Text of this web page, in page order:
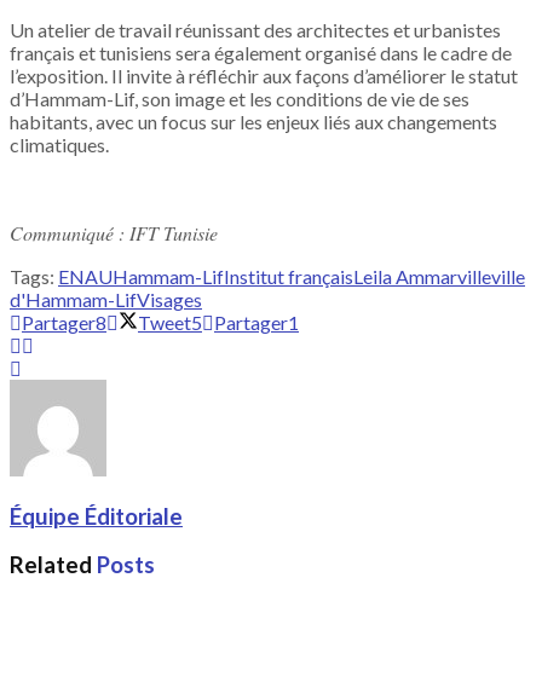
Un atelier de travail réunissant des architectes et urbanistes
français et tunisiens sera également organisé dans le cadre de
l’exposition. Il invite à réfléchir aux façons d’améliorer le statut
d’Hammam-Lif, son image et les conditions de vie de ses
habitants, avec un focus sur les enjeux liés aux changements
climatiques.
Communiqué : IFT Tunisie
Tags: ENAUHammam-LifInstitut françaisLeila Ammarvilleville
d'Hammam-LifVisages
Partager8 Tweet5 Partager1
Équipe Éditoriale
Related Posts